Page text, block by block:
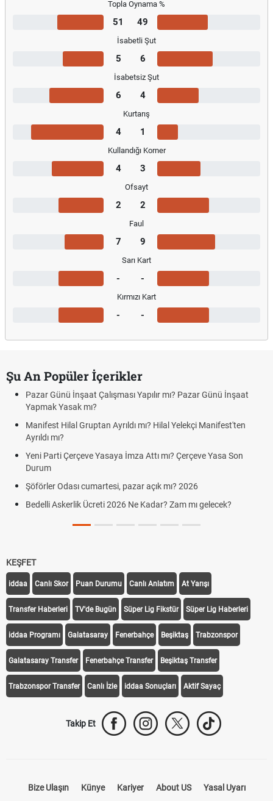
Topla Oynama %
51 49
İsabetli Şut
5 6
İsabetsiz Şut
6 4
Kurtarış
4 1
Kullandığı Korner
4 3
Ofsayt
2 2
Faul
7 9
Sarı Kart
- -
Kırmızı Kart
- -
Şu An Popüler İçerikler
Pazar Günü İnşaat Çalışması Yapılır mı? Pazar Günü İnşaat
Yapmak Yasak mı?
Manifest Hilal Gruptan Ayrıldı mı? Hilal Yelekçi Manifest'ten
Ayrıldı mı?
Yeni Parti Çerçeve Yasaya İmza Attı mı? Çerçeve Yasa Son
Durum
Şöförler Odası cumartesi, pazar açık mı? 2026
Bedelli Askerlik Ücreti 2026 Ne Kadar? Zam mı gelecek?
KEŞFET
iddaa Canlı Skor Puan Durumu Canlı Anlatım At Yarışı
Transfer Haberleri TV'de Bugün Süper Lig Fikstür Süper Lig Haberleri
iddaa Programı Galatasaray Fenerbahçe Beşiktaş Trabzonspor
Galatasaray Transfer Fenerbahçe Transfer Beşiktaş Transfer
Trabzonspor Transfer Canlı İzle iddaa Sonuçları Aktif Sayaç
Takip Et
Bize Ulaşın Künye Kariyer About US Yasal Uyarı